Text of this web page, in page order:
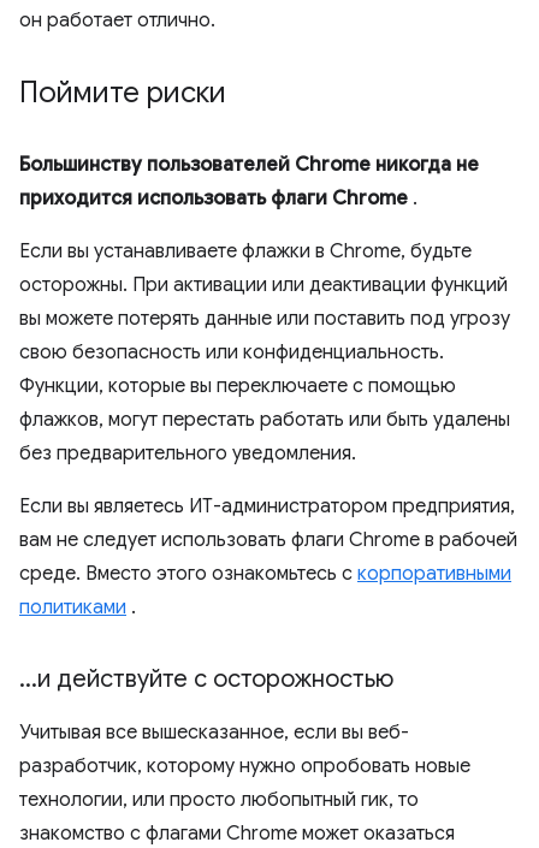
он работает отлично.
Поймите риски
Большинству пользователей Chrome никогда не
приходится использовать флаги Chrome .
Если вы устанавливаете флажки в Chrome, будьте
осторожны. При активации или деактивации функций
вы можете потерять данные или поставить под угрозу
свою безопасность или конфиденциальность.
Функции, которые вы переключаете с помощью
флажков, могут перестать работать или быть удалены
без предварительного уведомления.
Если вы являетесь ИТ-администратором предприятия,
вам не следует использовать флаги Chrome в рабочей
среде. Вместо этого ознакомьтесь с корпоративными
политиками .
...и действуйте с осторожностью
Учитывая все вышесказанное, если вы веб-
разработчик, которому нужно опробовать новые
технологии, или просто любопытный гик, то
знакомство с флагами Chrome может оказаться